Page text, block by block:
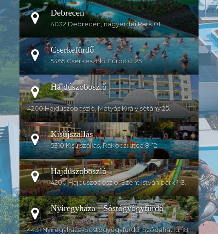
Debrecen
4032 Debrecen, nagyerdei Park 01.
Cserkefürdő
5465 Cserkeszőlő, Fürdő u. 25.
Hajdúszoboszló
4200 Hajdúszoboszló, Mátyás Király sétány 25.
Kisújszállás
5310 Kisújszállás, Rákoczi utca 8-12
Hajdúszoboszló
4200 Hajdúszoboszló, Szent István park 1-3.
Nyíregyháza - Sóstógyógyfürdő
4431 Nyíregyháza-Sóstógyógyfürdő, Szódaház u. 18.